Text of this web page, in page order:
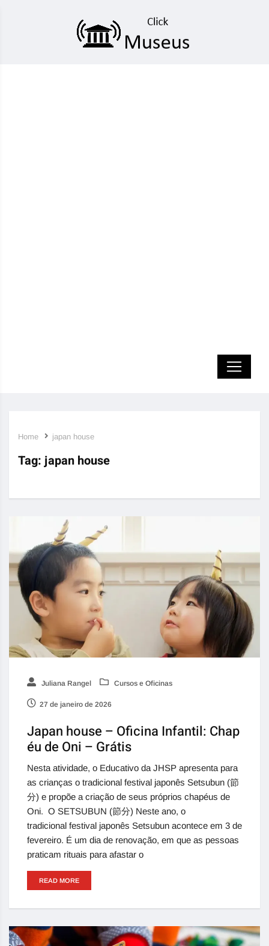
Home japan house
Tag: japan house
Juliana Rangel Cursos e Oficinas
27 de janeiro de 2026
Japan house – Oficina Infantil: Chap
éu de Oni – Grátis
Nesta atividade, o Educativo da JHSP apresenta para
as crianças o tradicional festival japonês Setsubun (節
分) e propõe a criação de seus próprios chapéus de
Oni. O SETSUBUN (節分) Neste ano, o
tradicional festival japonês Setsubun acontece em 3 de
fevereiro. É um dia de renovação, em que as pessoas
praticam rituais para afastar o
READ MORE